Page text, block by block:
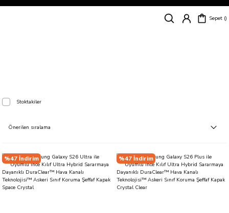
Siparişleriniz
Sepet
Stoktakiler
%47 İndirim %47 İndirim